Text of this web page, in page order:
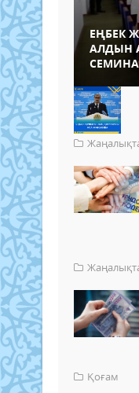
ЕҢБЕК
АЛДЫН
Қоғам